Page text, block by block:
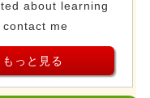
about learning
me
っと見る